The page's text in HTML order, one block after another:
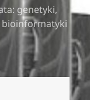
genetyki,